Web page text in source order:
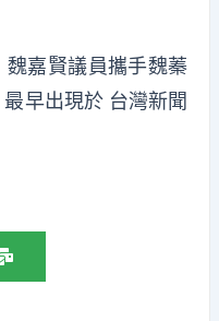
嘉賢議員攜手魏蓁
最早出現於 台灣新聞